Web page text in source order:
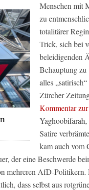
Menschen mit
zu
totalitärer
Trick, sich bei
beleidigenden
Behauptung zu
alles
Zürcher
Kommentar
Yaghoobifarah,
Satire
kam auch vom
der eine Beschwerde
mehreren AfD-Politikern.
dass selbst aus